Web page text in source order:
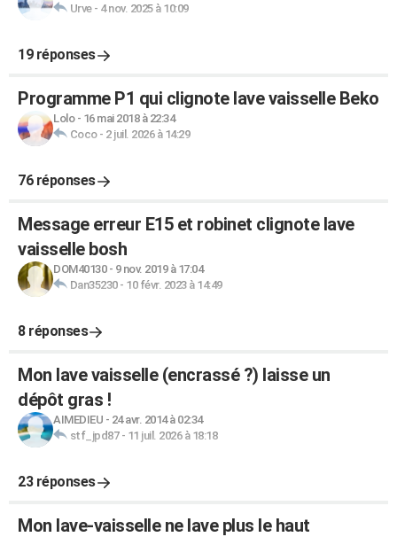
Urve- 4 nov. 2025 à 10:09
19 réponses
Programme P1 qui clignote lave vaisselle Beko
Lolo- 16 mai 2018 à 22:34
Coco- 2 juil. 2026 à 14:29
76 réponses
Message erreur E15 et robinet clignote lave
vaisselle bosh
DOM40130- 9 nov. 2019 à 17:04
Dan35230- 10 févr. 2023 à 14:49
8 réponses
Mon lave vaisselle (encrassé ?) laisse un
dépôt gras !
AIMEDIEU - 24 avr. 2014 à 02:34
stf_jpd87- 11 juil. 2026 à 18:18
23 réponses
Mon lave-vaisselle ne lave plus le haut